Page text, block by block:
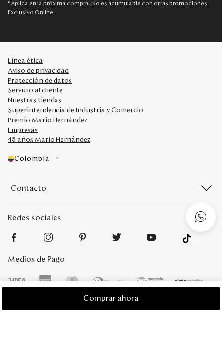
Comprar ahora
*Aplica en la próxima compra. No es acumulable con otras promociones.
Exclusivo Online.
Línea ética
Aviso de privacidad
Protección de datos
Servicio al cliente
Nuestras tiendas
Superintendencia de Industria y Comercio
Premio Mario Hernández
Empresas
45 años Mario Hernández
Colombia
Contacto
Redes sociales
Medios de Pago